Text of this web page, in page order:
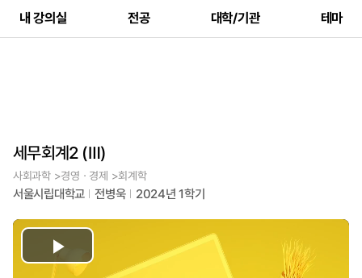
내 강의실 전공 대학/기관 테마
세무회계2 (Ⅲ)
사회과학 >경영ㆍ경제 >회계학
서울시립대학교 전병욱 2024년 1학기
Play